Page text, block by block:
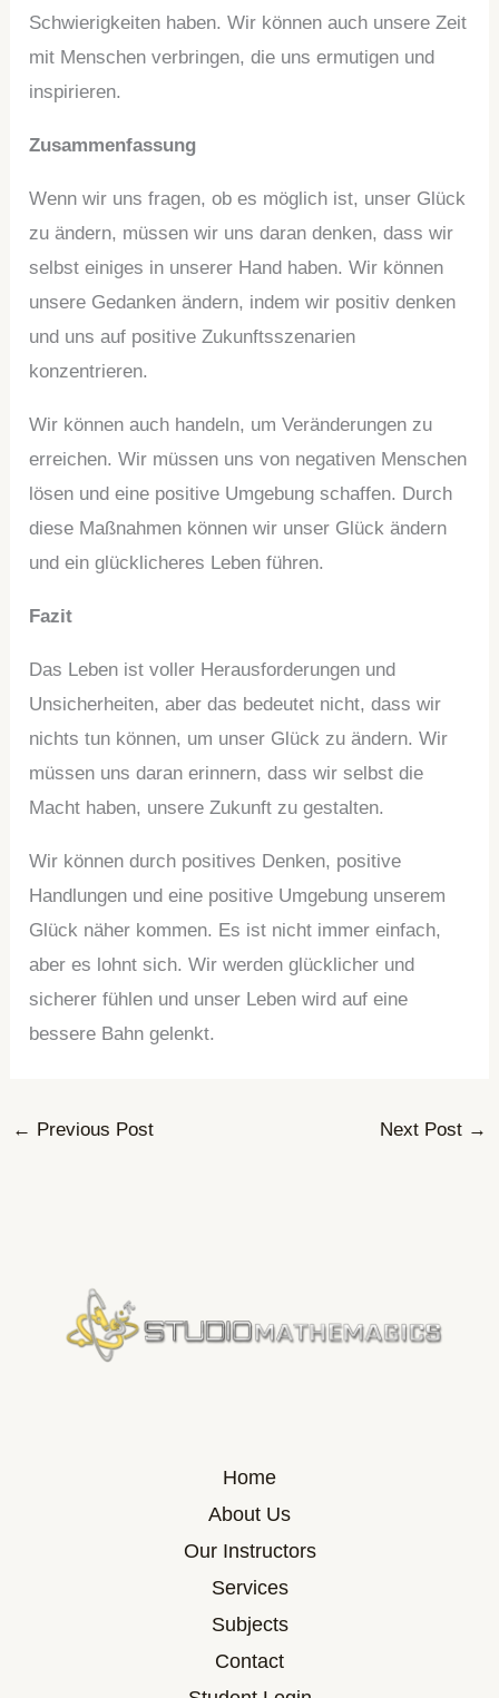
Schwierigkeiten haben. Wir können auch unsere Zeit
mit Menschen verbringen, die uns ermutigen und
inspirieren.
Zusammenfassung
Wenn wir uns fragen, ob es möglich ist, unser Glück
zu ändern, müssen wir uns daran denken, dass wir
selbst einiges in unserer Hand haben. Wir können
unsere Gedanken ändern, indem wir positiv denken
und uns auf positive Zukunftsszenarien
konzentrieren.
Wir können auch handeln, um Veränderungen zu
erreichen. Wir müssen uns von negativen Menschen
lösen und eine positive Umgebung schaffen. Durch
diese Maßnahmen können wir unser Glück ändern
und ein glücklicheres Leben führen.
Fazit
Das Leben ist voller Herausforderungen und
Unsicherheiten, aber das bedeutet nicht, dass wir
nichts tun können, um unser Glück zu ändern. Wir
müssen uns daran erinnern, dass wir selbst die
Macht haben, unsere Zukunft zu gestalten.
Wir können durch positives Denken, positive
Handlungen und eine positive Umgebung unserem
Glück näher kommen. Es ist nicht immer einfach,
aber es lohnt sich. Wir werden glücklicher und
sicherer fühlen und unser Leben wird auf eine
bessere Bahn gelenkt.
← Previous Post Next Post →
Home
About Us
Our Instructors
Services
Subjects
Contact